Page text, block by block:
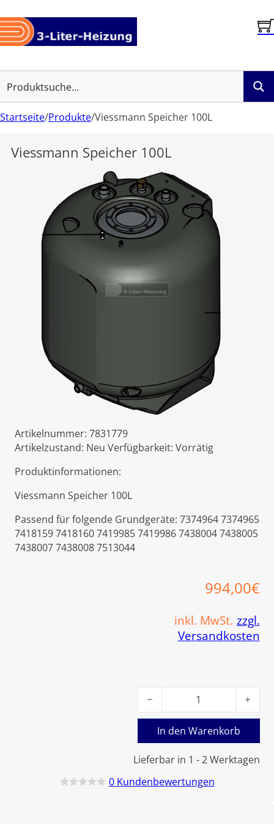
Startseite/Produkte/Viessmann Speicher 100L
Viessmann Speicher 100L
Artikelnummer: 7831779
Artikelzustand: Neu Verfügbarkeit: Vorrätig
Produktinformationen:
Viessmann Speicher 100L
Passend für folgende Grundgeräte: 7374964 7374965
7418159 7418160 7419985 7419986 7438004 7438005
7438007 7438008 7513044
994,00€
inkl. MwSt. zzgl.
Versandkosten
Lieferbar in 1 - 2 Werktagen
Viessmann Speicher 100L
In den Warenkorb
0Kundenbewertungen